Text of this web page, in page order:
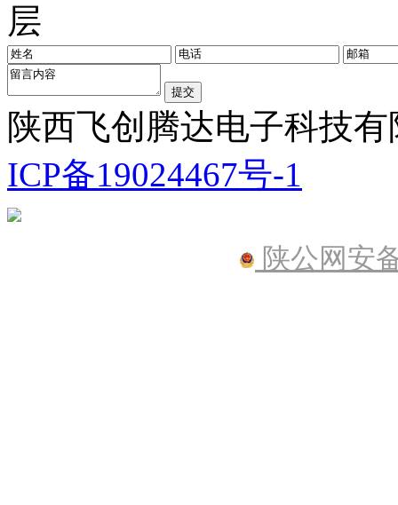
层
陕西飞创腾达电子科技
ICP备19024467号-1
陕公网安